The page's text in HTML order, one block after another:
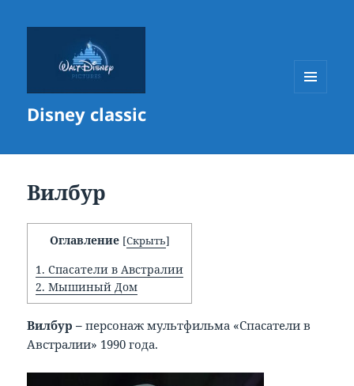
Disney classic
Вилбур
Оглавление [Скрыть]
1. Спасатели в Австралии
2. Мышиный Дом
Вилбур –персонаж мультфильма «Спасатели в
Австралии» 1990 года.